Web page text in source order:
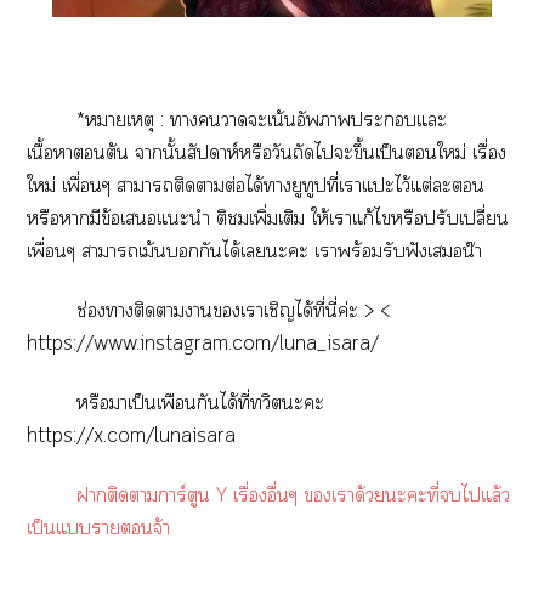
*หมายเหตุ : าาะเน้นอัพาะแะ
เนื้อาต้น านั้นสัปดาห์หรือวันถัดไะขึ้นเป็นใหม่ เรื่อง
ใหม่ เพื่อนๆ าาติดาต่อได้ายูทูปที่เาแะไว้แต่ะ
หรือามีข้อเแะนำ ติเพิ่มเติม ให้เาแก้ไหรือปรับเปลี่ยน
เพื่อนๆ าาเม้นกันได้เะะ เาพร้อมรับฟังเน๊า
ช่องาติดาาเาเชิญได้ที่นี่ค่ะ > <
https://www.instagram.com/luna_isara/
หรือาเป็นเพือนกันได้ที่ทวิะะ
https://x.com/lunaisara
าติดาการ์ตูน Y เรื่องอื่นๆ เาด้วยะะที่ไแล้ว
เป็นแาจ้า